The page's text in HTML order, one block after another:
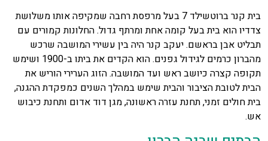
בית קנר ברוטשילד 7 בעל מרפסת רחבה שמקיפה אותו משלושת
צדדיו הוא בית בעל קומה אחת ומרתף גדול. החלונות קמורים עם
תבליט אבן בראשם. יעקב קנר היה בין עשירי המושבה שרכש
מהברון כרמים לגידול גפנים. הוא הקדים את ביתו ב-1900 ושימש
תקופה קצרה כיושב ראש ועד המושבה. הזוג הערירי הוריש את
הבית לטובת הציבור והבית שימש במהלך השנים כמפקדת ההגנה,
בית חולים זמני, תחנת עזרה ראשונה, מגן דוד אדום ותחנת כיבוש
אש.